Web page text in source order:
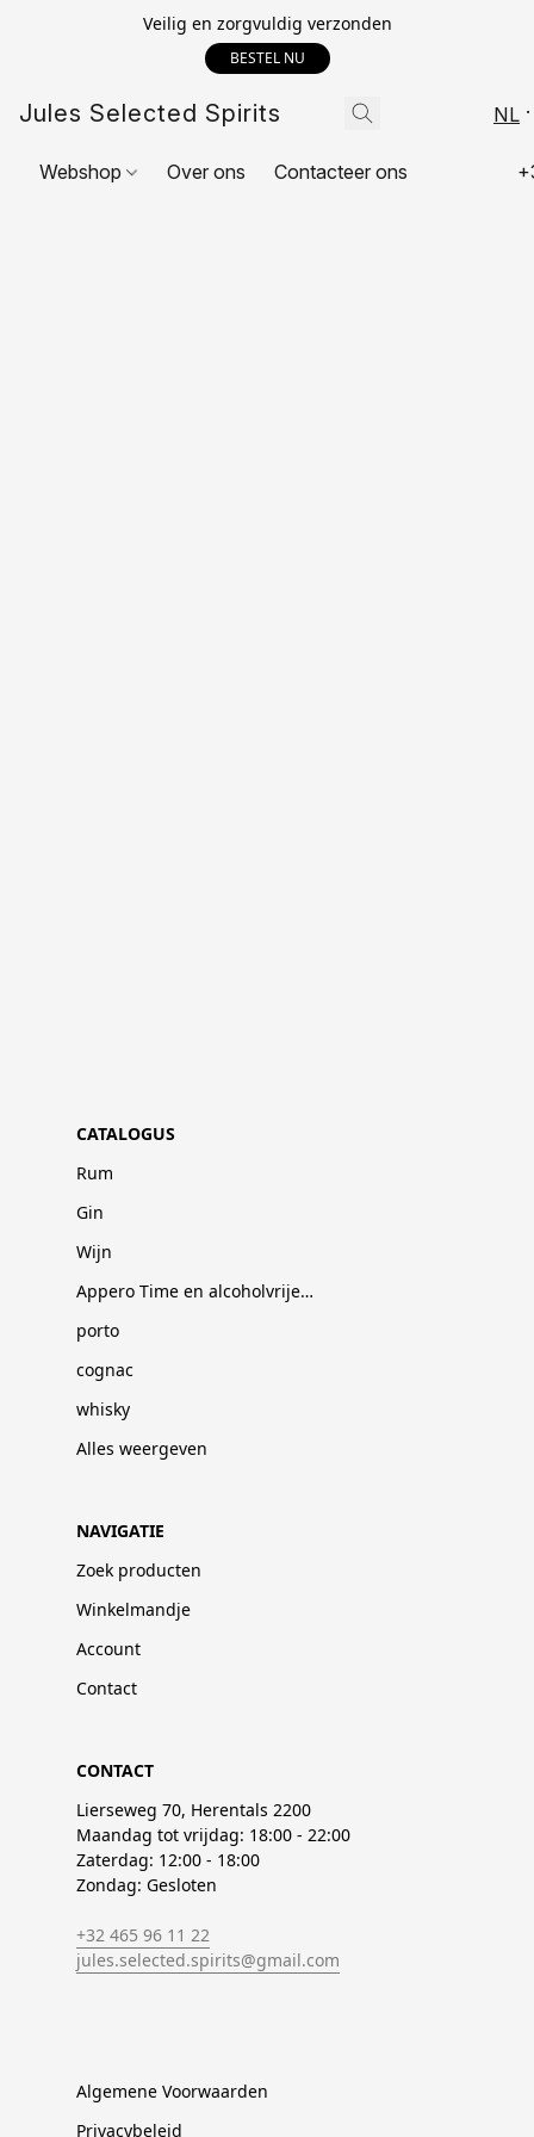
Veilig en zorgvuldig verzonden
BESTEL NU
Jules Selected Spirits NL
Webshop Over ons Contacteer ons
CATALOGUS
Rum
Gin
Wijn
Appero Time en alcoholvrije dranken
porto
cognac
whisky
Alles weergeven
NAVIGATIE
Zoek producten
Winkelmandje
Account
Contact
CONTACT
Lierseweg 70, Herentals 2200
Maandag tot vrijdag: 18:00 - 22:00
Zaterdag: 12:00 - 18:00
Zondag: Gesloten
+32 465 96 11 22
jules.selected.spirits@gmail.com
Algemene Voorwaarden
Privacybeleid